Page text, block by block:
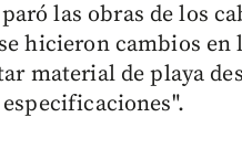
las obras de los
hicieron cambios en
material de playa